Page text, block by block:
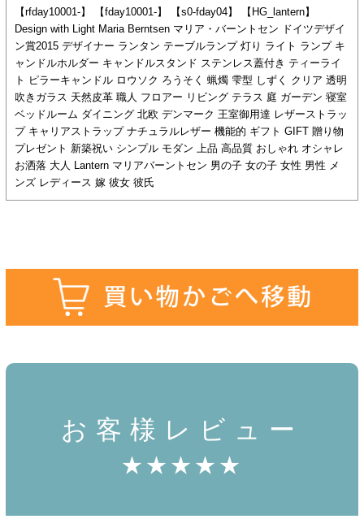
【rfday10001-】 【fday10001-】 【s0-fday04】 【HG_lantern】
Design with Light Maria Berntsen マリア・バーントセン ドイツデザイ
ン賞2015 デザイナー ランタン テーブルランプ 灯り ライト ランプ キ
ャンドルホルダー キャンドルスタンド ステンレス蓋付き ティーライ
ト ピラーキャンドル ロウソク ろうそく 蝋燭 雫型 しずく クリア 透明
吹きガラス 天然皮革 職人 フロアー リビング テラス 庭 ガーデン 寝室
ベッドルーム ダイニング 北欧 デンマーク 王室御用達 レザーストラッ
プ キャリアストラップ ナチュラルレザー 機能的 ギフト GIFT 贈り物
プレゼント 新築祝い シンプル モダン 上品 高品質 おしゃれ オシャレ
お洒落 大人 Lantern マリアバーントセン 男の子 女の子 女性 男性 メ
ンズ レディース 嫁 彼女 彼氏
お客様レビュー
★★★★★